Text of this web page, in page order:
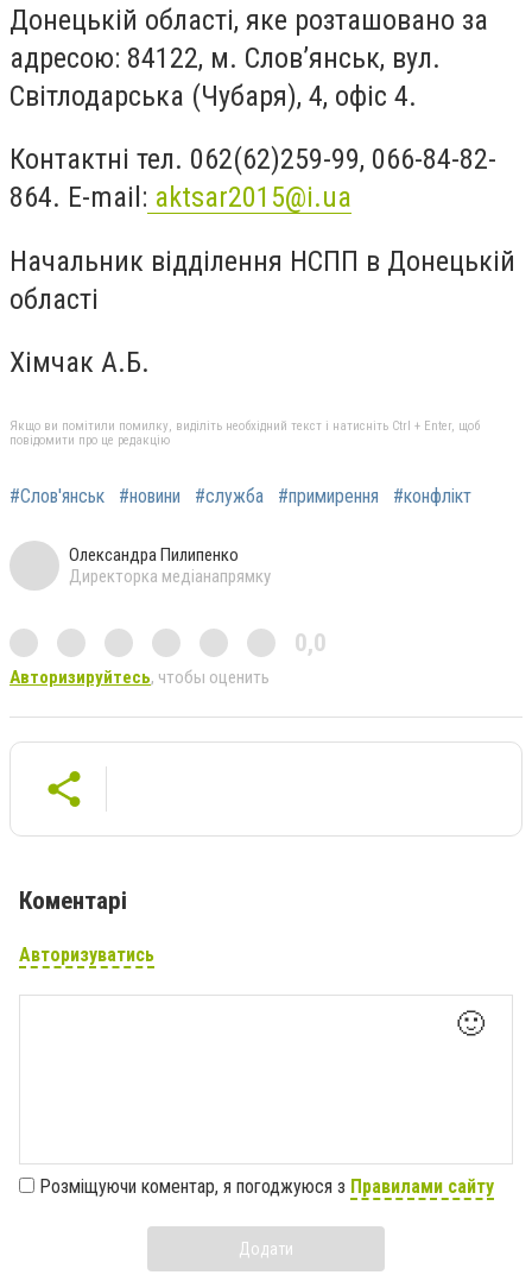
Донецькій області, яке розташовано за
адресою: 84122, м. Слов’янськ, вул.
Світлодарська (Чубаря), 4, офіс 4.
Контактні тел. 062(62)259-99, 066-84-82-
864. Е-mail: aktsar2015@і.ua
Начальник відділення НСПП в Донецькій
області
Хімчак А.Б.
Якщо ви помітили помилку, виділіть необхідний текст і натисніть Ctrl + Enter, щоб
повідомити про це редакцію
#Слов'янськ #новини #служба #примирення #конфлікт
Олександра Пилипенко
Директорка медіанапрямку
0,0
Авторизируйтесь, чтобы оценить
Коментарі
Авторизуватись
🙂
Розміщуючи коментар, я погоджуюся з Правилами сайту
Додати